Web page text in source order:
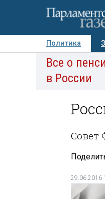
Политика
Авторы
Все о
в России
Совет
29.06.2016